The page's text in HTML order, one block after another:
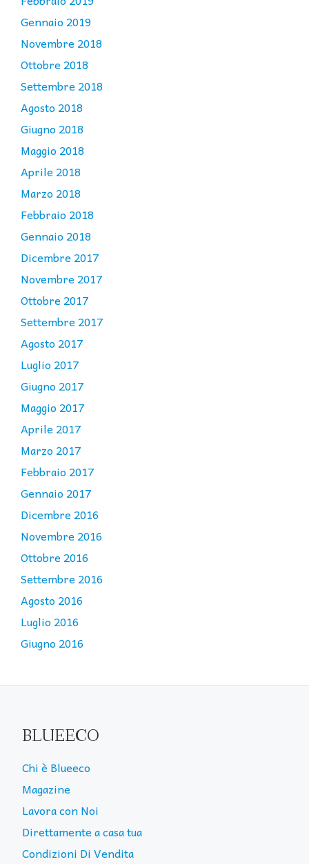
Gennaio 2019
Novembre 2018
Ottobre 2018
Settembre 2018
Agosto 2018
Giugno 2018
Maggio 2018
Aprile 2018
Marzo 2018
Febbraio 2018
Gennaio 2018
Dicembre 2017
Novembre 2017
Ottobre 2017
Settembre 2017
Agosto 2017
Luglio 2017
Giugno 2017
Maggio 2017
Aprile 2017
Marzo 2017
Febbraio 2017
Gennaio 2017
Dicembre 2016
Novembre 2016
Ottobre 2016
Settembre 2016
Agosto 2016
Luglio 2016
Giugno 2016
BLUEECO
Chi è Blueeco
Magazine
Lavora con Noi
Direttamente a casa tua
Condizioni Di Vendita